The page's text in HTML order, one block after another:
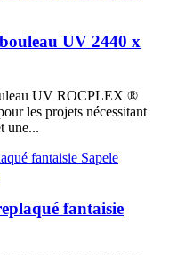
UV 2440 x
UV ROCPLEX ®
les projets nécessitant
une...
fantaisie